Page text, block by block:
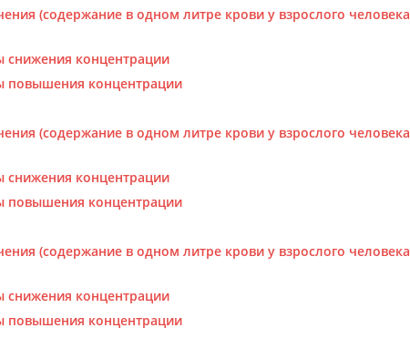
(содержание в одном литре крови у взрослого человека
снижения концентрации
повышения концентрации
(содержание в одном литре крови у взрослого человека
снижения концентрации
повышения концентрации
(содержание в одном литре крови у взрослого человека
снижения концентрации
повышения концентрации